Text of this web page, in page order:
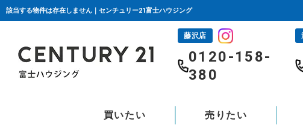
該当する物件は存在しません｜センチュリー21富士ハウジング
藤沢店
0120-158-
380
買いたい 売りたい